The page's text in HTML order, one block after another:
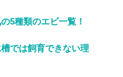
5種類のエビ一覧！
では飼育できない理